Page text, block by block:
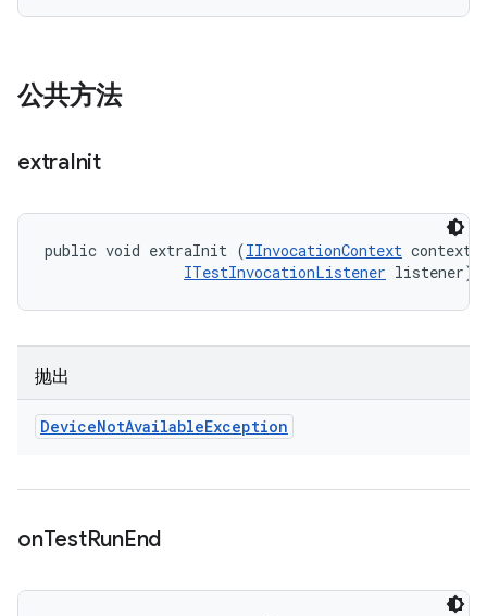
公共方法
extraInit
public void extraInit (IInvocationContext
ITestInvocationListener listener)
抛出
DeviceNotAvailableException
onTestRunEnd